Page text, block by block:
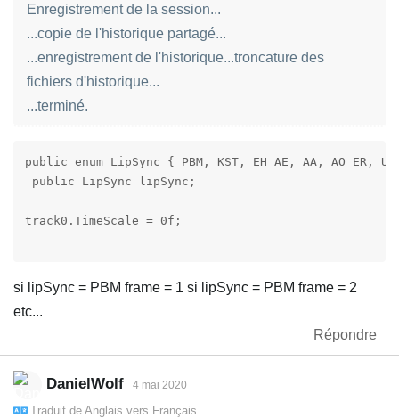
Enregistrement de la session...
...copie de l'historique partagé...
...enregistrement de l'historique...troncature des
fichiers d'historique...
...terminé.
public enum LipSync { PBM, KST, EH_AE, AA, AO_ER,
public LipSync lipSync;
track0.TimeScale = 0f;
si lipSync = PBM frame = 1 si lipSync = PBM frame = 2
etc...
Répondre
DanielWolf 4 mai 2020
Traduit de Anglais vers Français